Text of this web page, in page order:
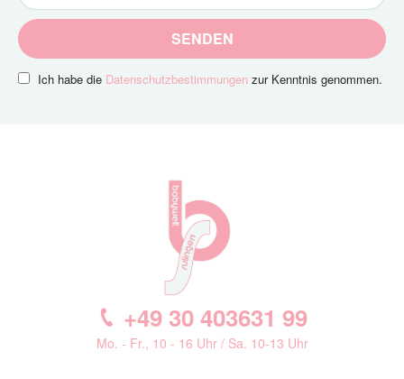
SENDEN
Ich habe die Datenschutzbestimmungen zur Kenntnis genommen.
+49 30 403631 99
Mo. - Fr., 10 - 16 Uhr / Sa. 10-13 Uhr